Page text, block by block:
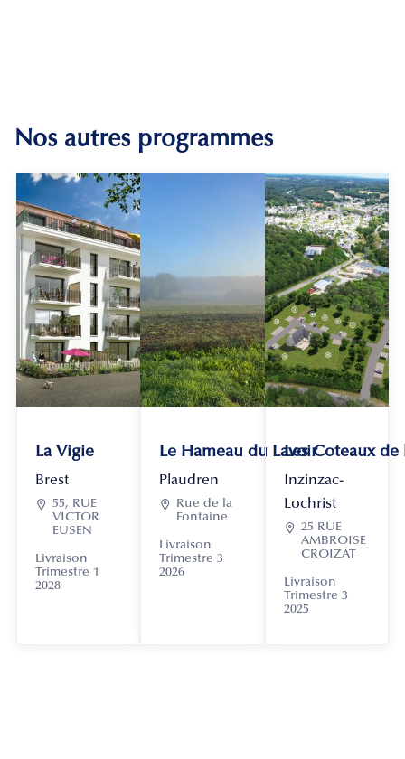
Nos autres programmes
La Vigie
Brest
 55, RUE
VICTOR
EUSEN
Livraison
Trimestre 1
2028
Le Hameau du Lavoir
Plaudren

Rue de la
Fontaine
Livraison
Trimestre 3
2026
Les Coteaux
Inzinzac-
Lochrist
 25 RUE
AMBROISE
CROIZAT
Livraison
Trimestre 3
2025